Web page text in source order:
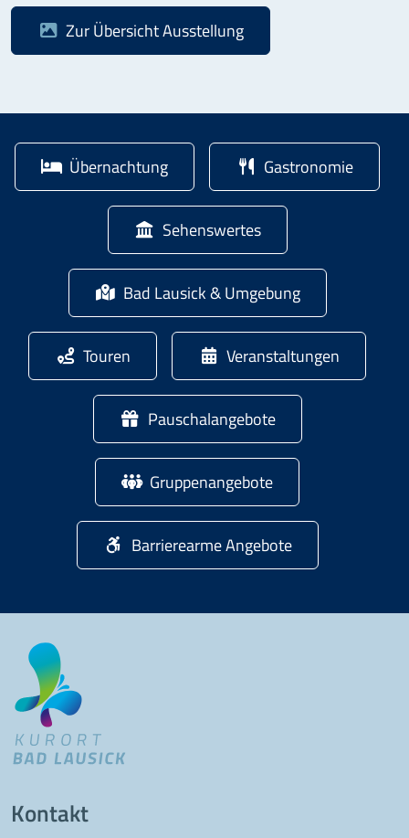
Zur ÜbersichtAusstellung
Übernachtung Gastronomie
Sehenswertes
Bad Lausick & Umgebung
Touren Veranstaltungen
Pauschalangebote
Gruppenangebote
Barrierearme Angebote
Kontakt